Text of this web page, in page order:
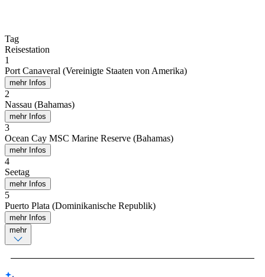
Tag
Reisestation
1
Port Canaveral (Vereinigte Staaten von Amerika)
mehr Infos
2
Nassau (Bahamas)
mehr Infos
3
Ocean Cay MSC Marine Reserve (Bahamas)
mehr Infos
4
Seetag
mehr Infos
5
Puerto Plata (Dominikanische Republik)
mehr Infos
mehr